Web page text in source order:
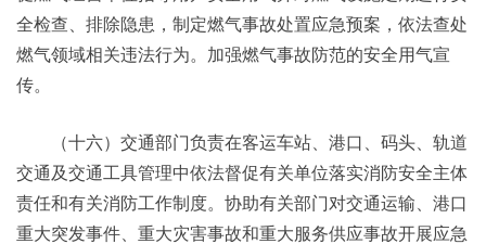
全检查、排除隐患，制定燃气事故处置应急预案，依法查处
燃气领域相关违法行为。加强燃气事故防范的安全用气宣
传。
（十六）交通部门负责在客运车站、港口、码头、轨道
交通及交通工具管理中依法督促有关单位落实消防安全主体
责任和有关消防工作制度。协助有关部门对交通运输、港口
重大突发事件、重大灾害事故和重大服务供应事故开展应急